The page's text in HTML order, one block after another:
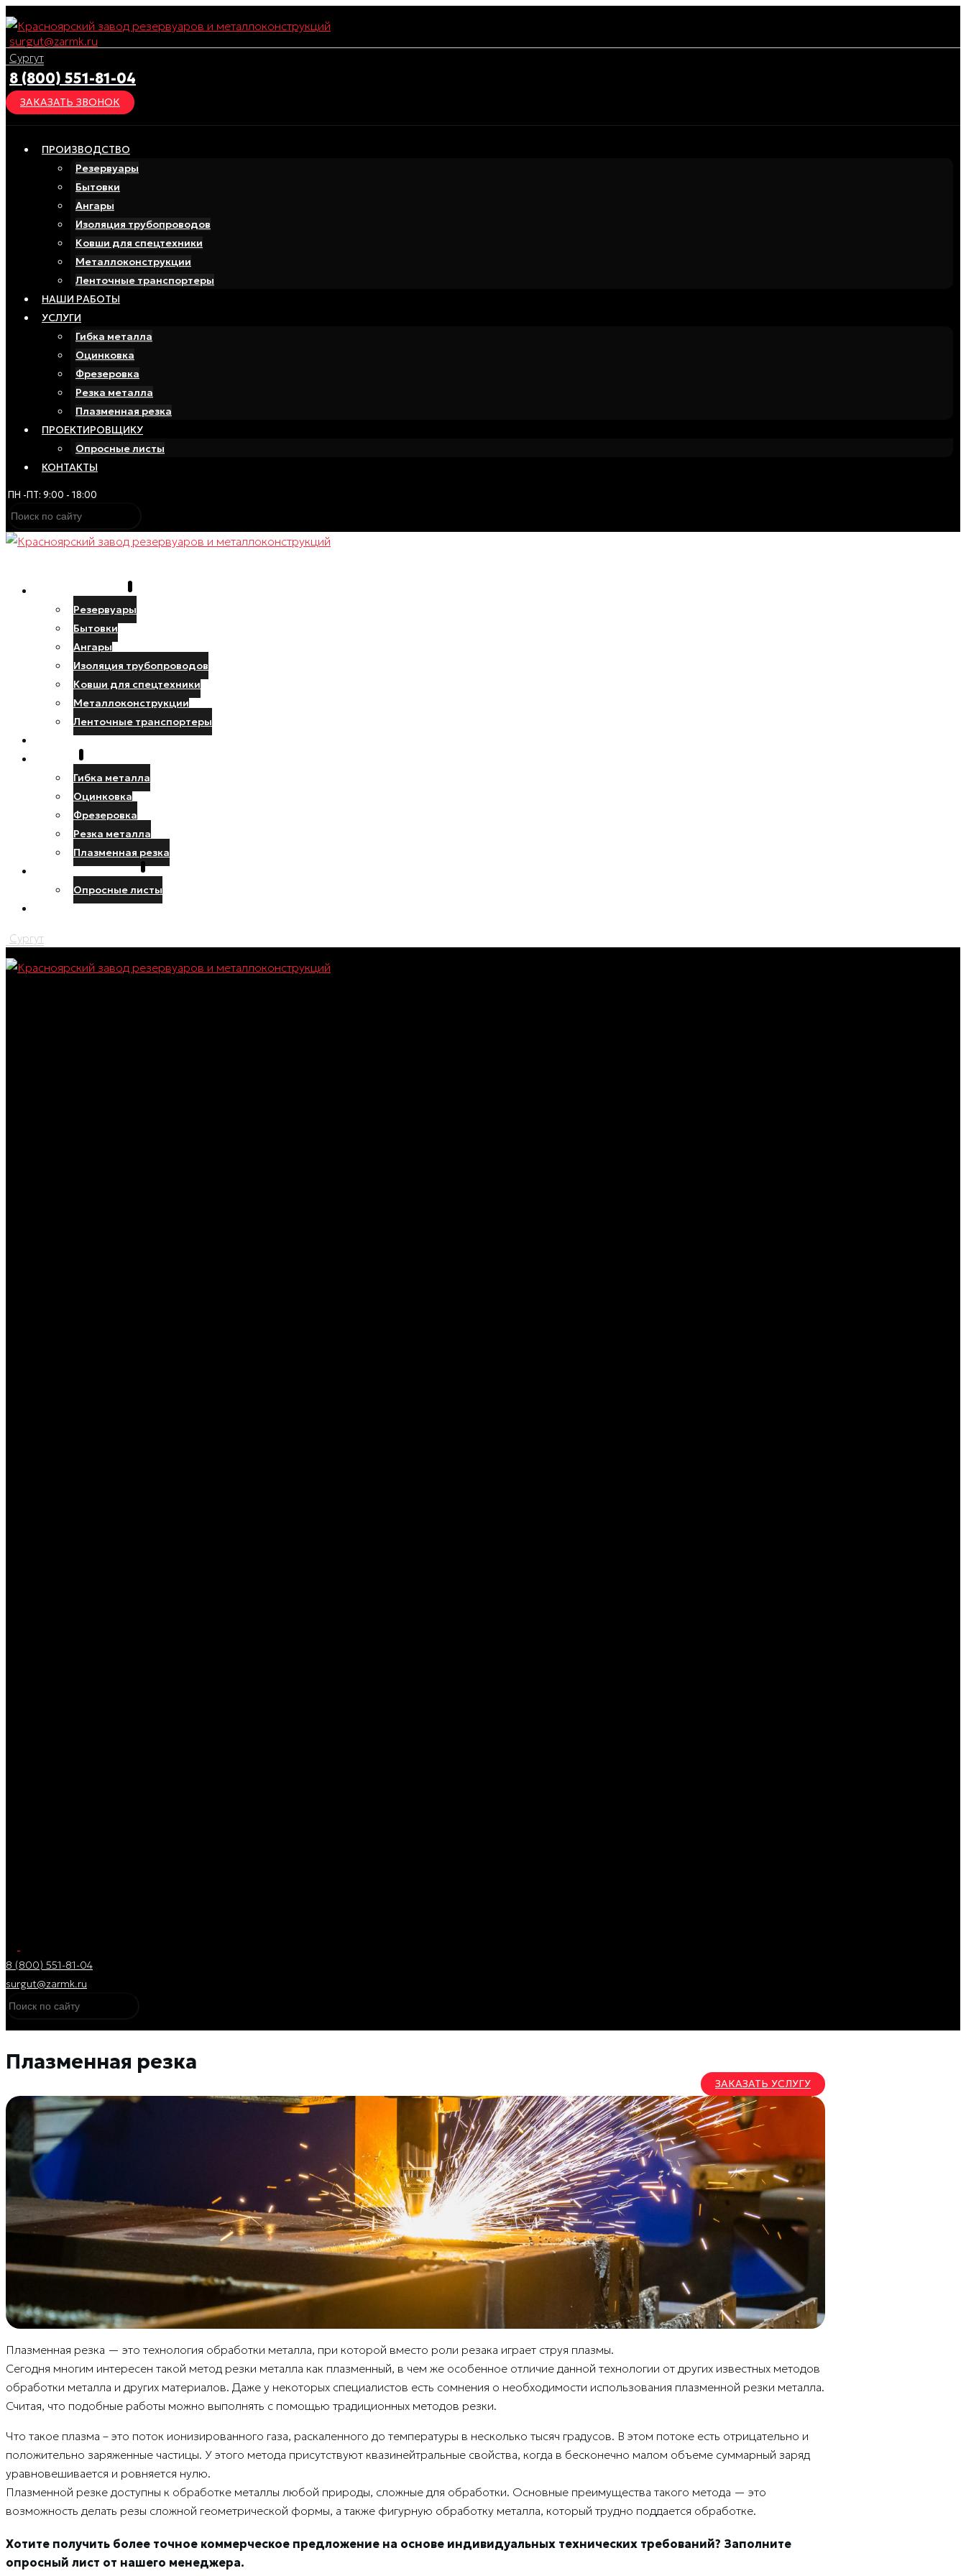
Перейти
содержимому
surgut@zarmk.ru
Сургут
8 (800) 551-81-04
ЗАКАЗАТЬ ЗВОНОК
ПРОИЗВОДСТВО
Резервуары
Бытовки
Ангары
Изоляция трубопроводов
Ковши для спецтехники
Металлоконструкции
Ленточные транспортеры
НАШИ РАБОТЫ
УСЛУГИ
Гибка металла
Оцинковка
Фрезеровка
Резка металла
Плазменная резка
ПРОЕКТИРОВЩИКУ
Опросные листы
КОНТАКТЫ
ПН -ПТ: 9:00 - 18:00
Резервуары
Бытовки
Ангары
Изоляция трубопроводов
Ковши для спецтехники
Металлоконструкции
Ленточные транспортеры
Гибка металла
Оцинковка
Фрезеровка
Резка металла
Плазменная резка
Опросные листы
Сургут
8 (800) 551-81-04
surgut@zarmk.ru
Плазменная резка
ЗАКАЗАТЬ УСЛУГУ
Плазменная резка — это технология обработки металла, при которой вместо роли резака играет струя плазмы.
Сегодня многим интересен такой метод резки металла как плазменный, в чем же особенное отличие данной технологии от других известных методов
обработки металла и других материалов. Даже у некоторых специалистов есть сомнения о необходимости использования плазменной резки металла.
Считая, что подобные работы можно выполнять с помощью традиционных методов резки.
Что такое плазма – это поток ионизированного газа, раскаленного до температуры в несколько тысяч градусов. В этом потоке есть отрицательно и
положительно заряженные частицы. У этого метода присутствуют квазинейтральные свойства, когда в бесконечно малом объеме суммарный заряд
уравновешивается и ровняется нулю.
Плазменной резке доступны к обработке металлы любой природы, сложные для обработки. Основные преимущества такого метода — это
возможность делать резы сложной геометрической формы, а также фигурную обработку металла, который трудно поддается обработке.
Хотите получить более точное коммерческое предложение на основе индивидуальных технических требований? Заполните
опросный лист от нашего менеджера.